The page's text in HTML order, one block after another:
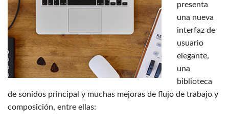
presenta
una nueva
interfaz de
usuario
elegante,
una
biblioteca
de sonidos principal y muchas mejoras de flujo de trabajo y
composición, entre ellas: